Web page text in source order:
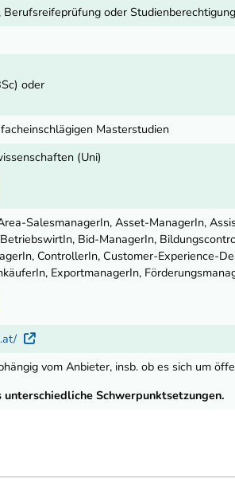
oder
oder
Masterstudien
(Uni)
SalesmanagerIn, Asset-ManagerIn,
Bid-ManagerIn,
ControllerIn, Customer-Experience-
ExportmanagerIn,
Externer Link
vom Anbieter, insb. ob es sich um
Schwerpunktsetzungen.